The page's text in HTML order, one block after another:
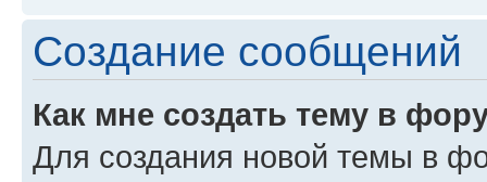
Создание сообщений
Как мне создать тему в
Для создания новой темы в